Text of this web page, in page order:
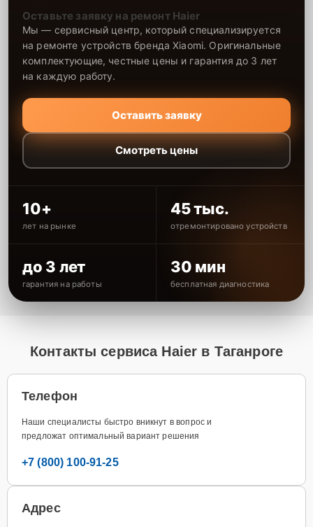
Оставьте заявку на ремонт Haier
Мы — сервисный центр, который специализируется
на ремонте устройств бренда Xiaomi. Оригинальные
комплектующие, честные цены и гарантия до 3 лет
на каждую работу.
Оставить заявку
Смотреть цены
10+
лет на рынке
45 тыс.
отремонтировано устройств
до 3 лет
гарантия на работы
30 мин
бесплатная диагностика
Контакты сервиса Haier в Таганроге
Телефон
Наши специалисты быстро вникнут в вопрос и
предложат оптимальный вариант решения
+7 (800) 100-91-25
Адрес